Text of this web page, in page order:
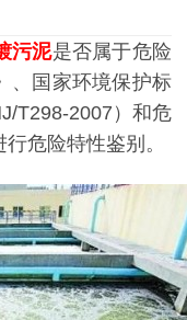
污泥是否属于危险
、国家环境保护标
T298-2007）和危
危险特性鉴别。